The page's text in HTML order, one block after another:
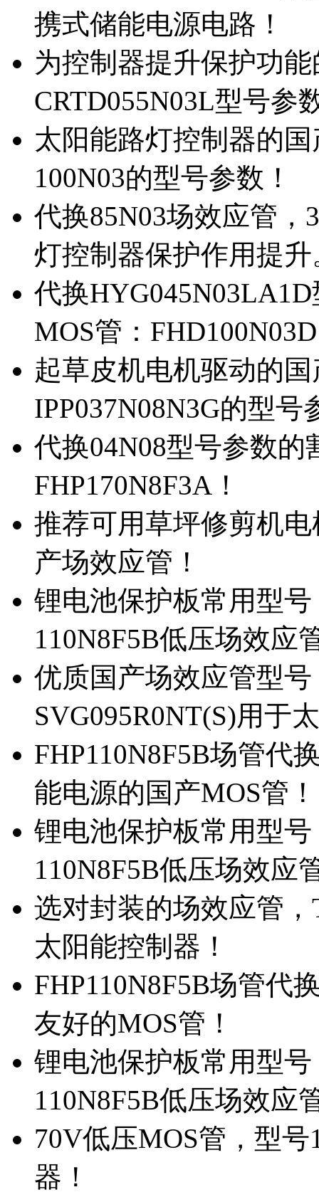
携式储能电源电路！
为控制器提升保护功
CRTD055N03L型号参
太阳能路灯控制器的
100N03的型号参数！
代换85N03场效应管
灯控制器保护作用提升
代换
MOS管：
起草皮机电机驱动的
IPP037N08N3G的型号
代换04N08型号参数
FHP170N8F3A！
推荐可用草坪修剪机电
产场效应管！
锂电池保护板常用型号
110N8F5B低压场效应
优质国产场效应管型
SVG095R0NT(S)用于
FHP110N8F5B场管代
能电源的国产MOS管！
锂电池保护板常用型
110N8F5B低压场效应
选对封装的场效应管
太阳能控制器！
FHP110N8F5B场管代
友好的MOS管！
锂电池保护板常用型
110N8F5B低压场效应
70V低压MOS管，型
器！